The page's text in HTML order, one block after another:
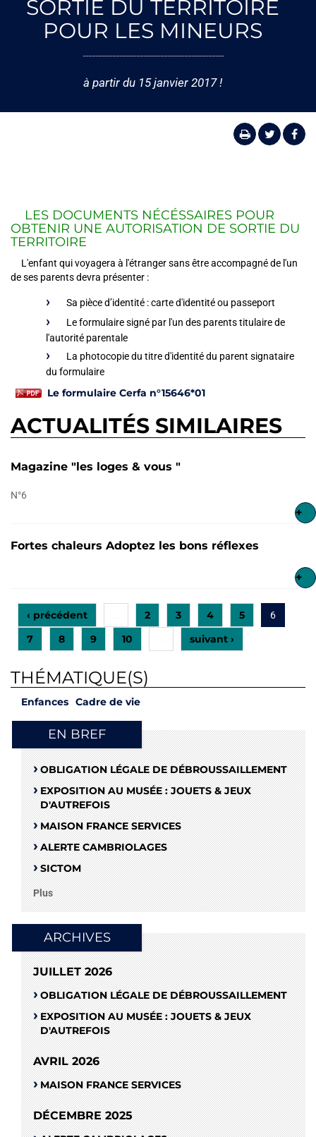
SORTIE DU TERRITOIRE
POUR LES MINEURS
à partir du 15 janvier 2017 !
LES DOCUMENTS NÉCÉSSAIRES POUR
OBTENIR UNE AUTORISATION DE SORTIE DU
TERRITOIRE
L'enfant qui voyagera à l'étranger sans être accompagné de l'un
de ses parents devra présenter :
Sa pièce d’identité : carte d'identité ou passeport
Le formulaire signé par l'un des parents titulaire de
l'autorité parentale
La photocopie du titre d'identité du parent signataire
du formulaire
Le formulaire Cerfa n°15646*01
ACTUALITÉS SIMILAIRES
Magazine "les loges & vous "
N°6
+
Fortes chaleurs Adoptez les bons réflexes
+
‹ précédent 2 3 4 5 6
7 8 9 10 suivant ›
THÉMATIQUE(S)
Enfances Cadre de vie
EN BREF
OBLIGATION LÉGALE DE DÉBROUSSAILLEMENT
EXPOSITION AU MUSÉE : JOUETS & JEUX
D'AUTREFOIS
MAISON FRANCE SERVICES
ALERTE CAMBRIOLAGES
SICTOM
Plus
ARCHIVES
JUILLET 2026
OBLIGATION LÉGALE DE DÉBROUSSAILLEMENT
EXPOSITION AU MUSÉE : JOUETS & JEUX
D'AUTREFOIS
AVRIL 2026
MAISON FRANCE SERVICES
DÉCEMBRE 2025